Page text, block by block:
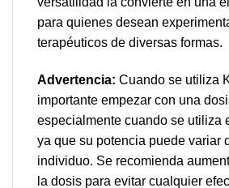
para quienes desean
terapéuticos de diversas formas.
Advertencia: Cuando se utiliza
importante empezar con una
especialmente cuando se utiliza
ya que su potencia puede variar
individuo. Se recomienda
la dosis para evitar cualquier